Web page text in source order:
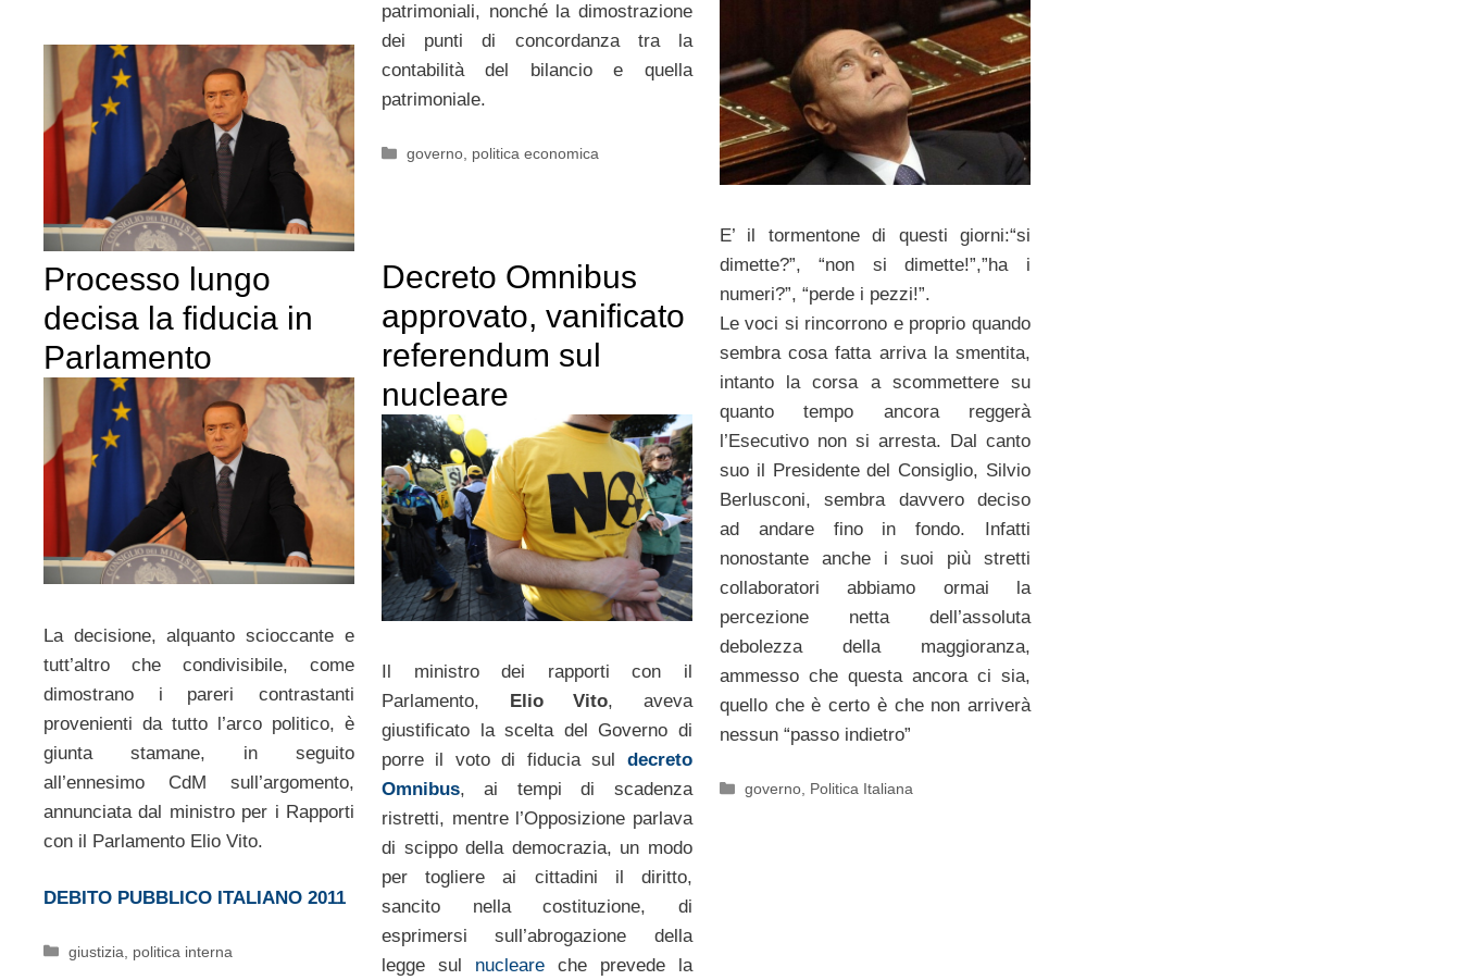
patrimoniali, nonché la dimostrazione
dei punti di concordanza tra la
contabilità del bilancio e quella
patrimoniale.
Categorie
governo politica economica
E’ il tormentone di questi giorni:“si
dimette?”, “non si dimette!”,”ha i
numeri?”, “perde i pezzi!”.
Le voci si rincorrono e proprio quando
sembra cosa fatta arriva la smentita,
intanto la corsa a scommettere su
quanto tempo ancora reggerà
l’Esecutivo non si arresta. Dal canto
suo il Presidente del Consiglio, Silvio
Berlusconi, sembra davvero deciso
ad andare fino in fondo. Infatti
nonostante anche i suoi più stretti
collaboratori abbiamo ormai la
percezione netta dell’assoluta
debolezza della maggioranza,
ammesso che questa ancora ci sia,
quello che è certo è che non arriverà
nessun “passo indietro”
Categorie
governo Politica Italiana
Processo lungo
decisa la fiducia in
Parlamento
La decisione, alquanto scioccante e
tutt’altro che condivisibile, come
dimostrano i pareri contrastanti
provenienti da tutto l’arco politico, è
giunta stamane, in seguito
all’ennesimo CdM sull’argomento,
annunciata dal ministro per i Rapporti
con il Parlamento Elio Vito.
DEBITO PUBBLICO ITALIANO 2011
Categorie
giustizia politica interna
Decreto Omnibus
approvato, vanificato
referendum sul
nucleare
Il ministro dei rapporti con il
Parlamento, Elio Vito, aveva
giustificato la scelta del Governo di
porre il voto di fiducia sul decreto
Omnibus, ai tempi di scadenza
ristretti, mentre l’Opposizione parlava
di scippo della democrazia, un modo
per togliere ai cittadini il diritto,
sancito nella costituzione, di
esprimersi sull’abrogazione della
legge sul nucleareche prevede la